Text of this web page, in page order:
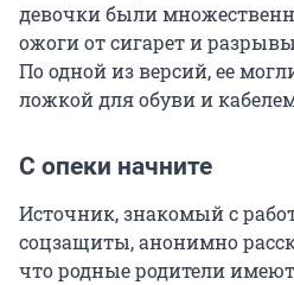
девочки были
ожоги от сигарет и
По одной из версий, ее
ложкой для обуви и
С опеки начните
Источник, знакомый с
соцзащиты, анонимно
что родные родители имеют